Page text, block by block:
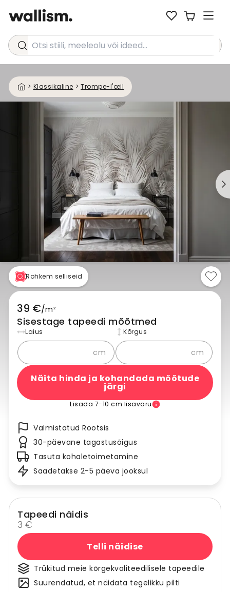
Otsi stiili, meeleolu või ideed...
> Klassikaline > Trompe-l'œil
Rohkem selliseid
39 €/m²
Sisestage tapeedi mõõtmed
Laius
cm
Kõrgus
cm
Näita hinda ja kohandada mõõtude
järgi
Lisada 7-10 cm lisavaru
Valmistatud Rootsis
30-päevane tagastusõigus
Tasuta kohaletoimetamine
Saadetakse 2-5 päeva jooksul
Tapeedi näidis
3 €
Telli näidise
Trükitud meie kõrgekvaliteedilisele tapeedile
Suurendatud, et näidata tegelikku pilti